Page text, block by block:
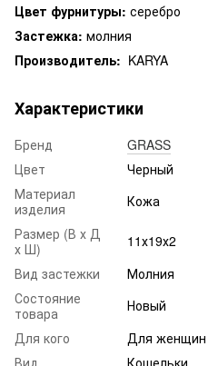
Цвет фурнитуры: серебро
Застежка: молния
Производитель: KARYA
Характеристики
Бренд
GRASS
Цвет
Черный
Материал
изделия
Кожа
Размер (В х Д
х Ш)
11х19х2
Вид застежки
Молния
Состояние
товара
Новый
Для кого
Для женщин
Вид
Кошельки